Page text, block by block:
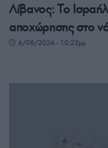
Λίβανος: Το
αποχώρησης στο
6/08/2026 - 10:22μμ